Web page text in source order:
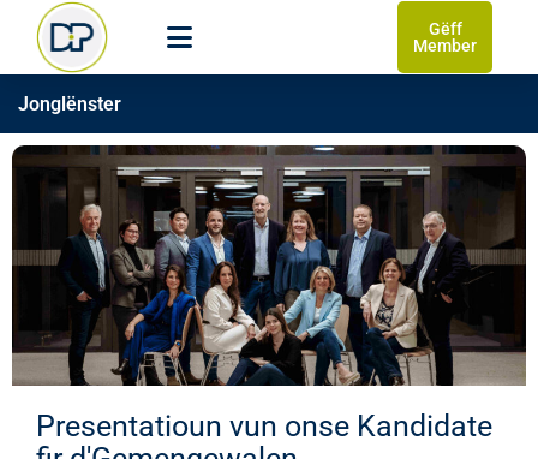
Gëff
Member
Jonglënster
Presentatioun vun onse Kandidate